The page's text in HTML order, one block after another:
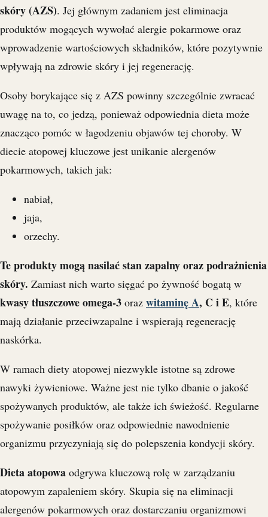
skóry (AZS). Jej głównym zadaniem jest eliminacja
produktów mogących wywołać alergie pokarmowe oraz
wprowadzenie wartościowych składników, które pozytywnie
wpływają na zdrowie skóry i jej regenerację.
Osoby borykające się z AZS powinny szczególnie zwracać
uwagę na to, co jedzą, ponieważ odpowiednia dieta może
znacząco pomóc w łagodzeniu objawów tej choroby. W
diecie atopowej kluczowe jest unikanie alergenów
pokarmowych, takich jak:
nabiał,
jaja,
orzechy.
Te produkty mogą nasilać stan zapalny oraz podrażnienia
skóry. Zamiast nich warto sięgać po żywność bogatą w
kwasy tłuszczowe omega-3 oraz witaminę A, C i E, które
mają działanie przeciwzapalne i wspierają regenerację
naskórka.
W ramach diety atopowej niezwykle istotne są zdrowe
nawyki żywieniowe. Ważne jest nie tylko dbanie o jakość
spożywanych produktów, ale także ich świeżość. Regularne
spożywanie posiłków oraz odpowiednie nawodnienie
organizmu przyczyniają się do polepszenia kondycji skóry.
Dieta atopowa odgrywa kluczową rolę w zarządzaniu
atopowym zapaleniem skóry. Skupia się na eliminacji
alergenów pokarmowych oraz dostarczaniu organizmowi